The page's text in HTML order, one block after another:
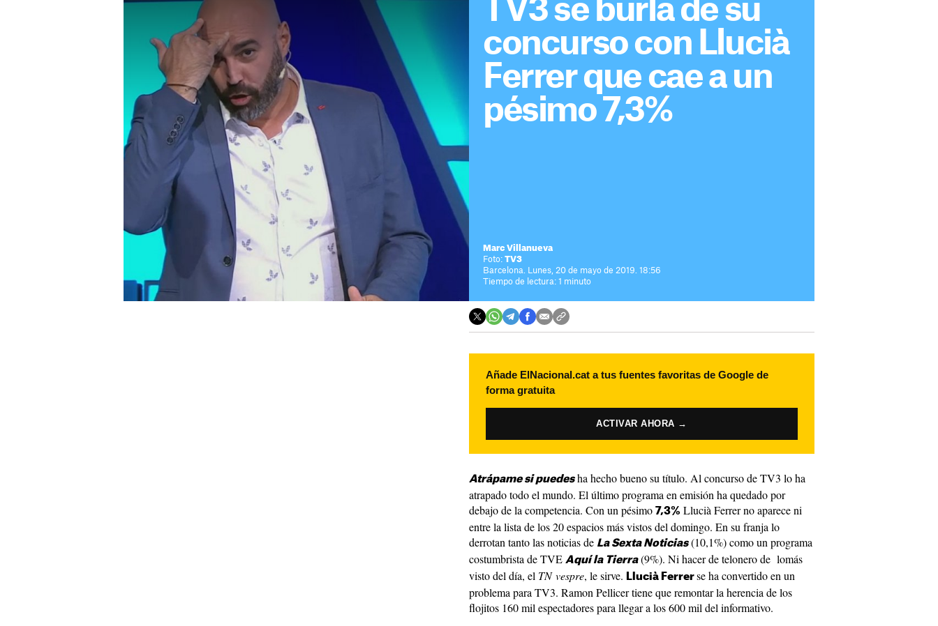
TV3 se burla de su
concurso con Llucià
Ferrer que cae a un
pésimo 7,3%
Marc Villanueva
Foto: TV3
Barcelona. Lunes, 20 de mayo de 2019. 18:56
Tiempo de lectura: 1 minuto
Añade ElNacional.cat a tus fuentes favoritas de Google de
forma gratuita
ACTIVAR AHORA →
Atrápame si puedesha hecho bueno su título. Al concurso de TV3 lo ha
atrapado todo el mundo. El último programa en emisión ha quedado por
debajo de la competencia. Con un pésimo 7,3% Llucià Ferrer no aparece ni
entre la lista de los 20 espacios más vistos del domingo. En su franja lo
derrotan tanto las noticias de La Sexta Noticias(10,1%) como un programa
costumbrista de TVE Aquí la Tierra (9%). Ni hacer de telonero de lomás
visto del día, el TN vespre, le sirve. Llucià Ferrer se ha convertido en un
problema para TV3. Ramon Pellicer tiene que remontar la herencia de los
flojitos 160 mil espectadores para llegar a los 600 mil del informativo.